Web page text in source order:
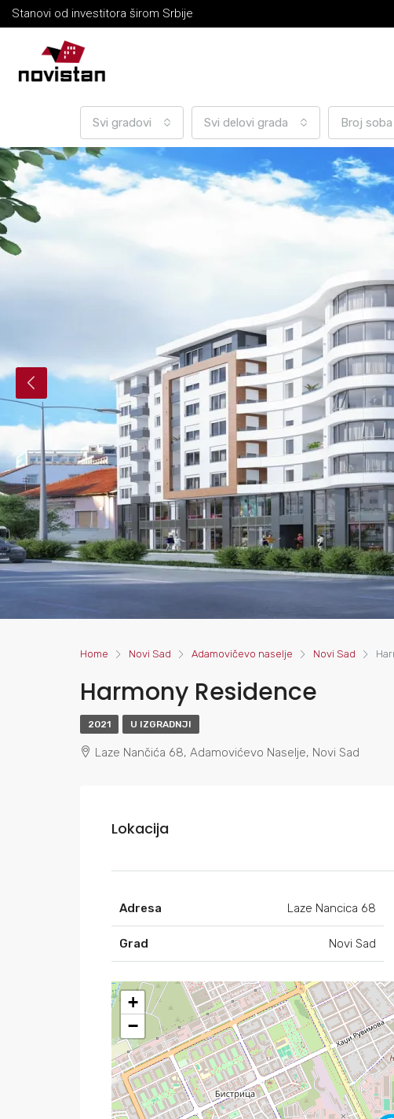
Stanovi od investitora širom Srbije
Svi gradovi Svi delovi grada Broj soba
Home Novi Sad Adamovičevo naselje Novi Sad
Harmony Residence
2021 U IZGRADNJI
Laze Nančića 68, Adamovićevo Naselje, Novi Sad
Lokacija
Adresa Laze Nancica 68
Grad Novi Sad
+
−